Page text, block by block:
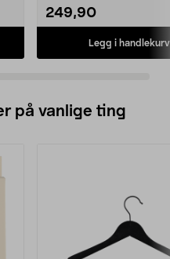
249,90
Legg i handlekurv
på vanlige ting